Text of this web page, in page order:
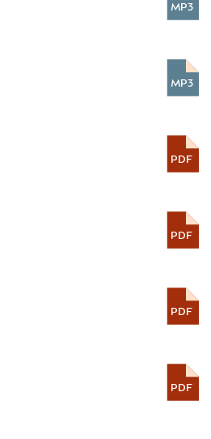
MP3
MP3
PDF
PDF
PDF
PDF